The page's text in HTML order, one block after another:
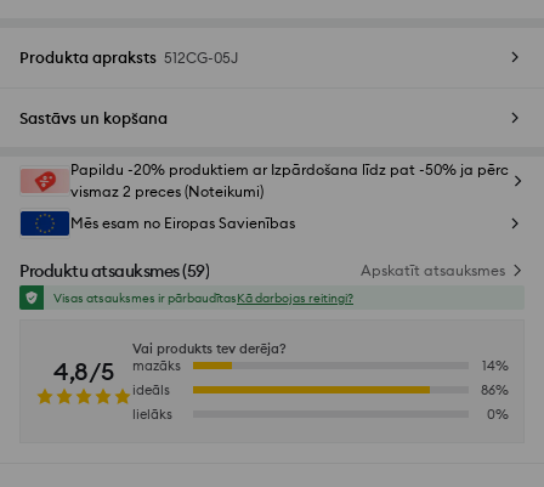
Produkta apraksts 512CG-05J
Sastāvs un kopšana
Papildu -20% produktiem ar Izpārdošana līdz pat -50% ja pērc
vismaz 2 preces (Noteikumi)
Mēs esam no Eiropas Savienības
Produktu atsauksmes(59) Apskatīt atsauksmes
Visas atsauksmes ir pārbaudītasKā darbojas reitingi?
4,8/5
Vai produkts tev derēja?
mazāks
14%
ideāls
86%
lielāks
0%